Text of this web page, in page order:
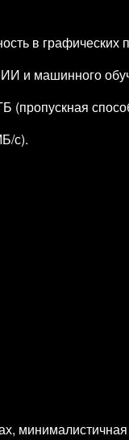
в графических
и машинного
с).